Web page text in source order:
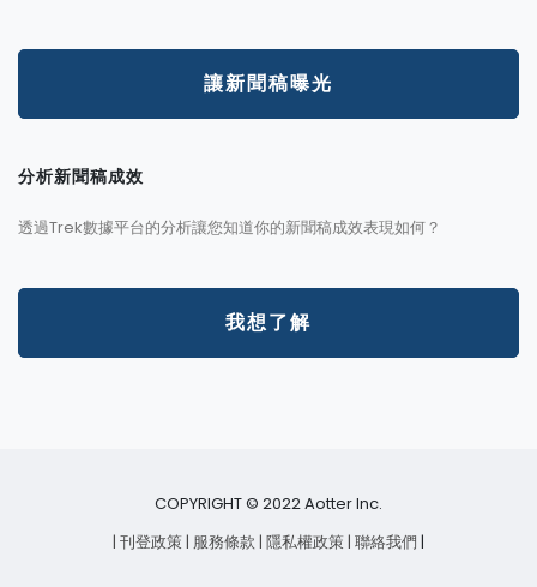
讓新聞稿曝光
分析新聞稿成效
透過Trek數據平台的分析讓您知道你的新聞稿成效表現如何？
我想了解
COPYRIGHT © 2022 Aotter Inc.
| 刊登政策| 服務條款| 隱私權政策| 聯絡我們 |